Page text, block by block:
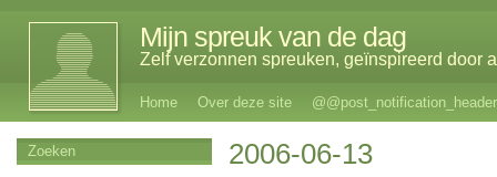
Mijn spreuk van de dag
Zelf verzonnen spreuken, geïnspireerd door
Home Over deze site @@post_notification_header
2006-06-13
Zoeken